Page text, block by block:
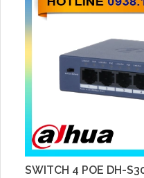
SWITCH 4 POE DH-